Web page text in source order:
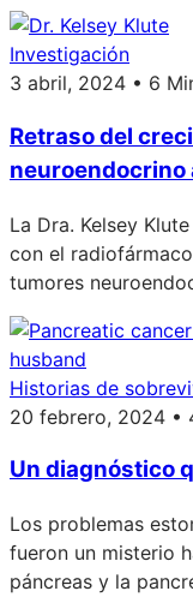
Investigación
3 abril, 2024 • 6
Retraso del
neuroendocrino
La Dra. Kelsey
con el
tumores
Historias de
20 febrero, 2024 •
Un diagnóstico
Los problemas
fueron un misterio
páncreas y la